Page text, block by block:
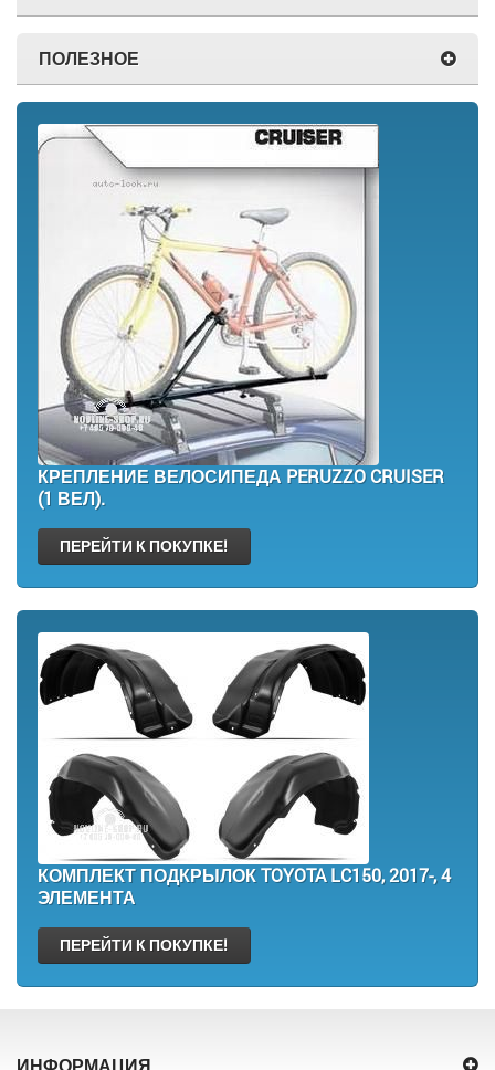
ПОЛЕЗНОЕ
КРЕПЛЕНИЕ ВЕЛОСИПЕДА PERUZZO CRUISER
(1 ВЕЛ).
ПЕРЕЙТИ К ПОКУПКЕ!
КОМПЛЕКТ ПОДКРЫЛОК TOYOTA LC150, 2017-, 4
ЭЛЕМЕНТА
ПЕРЕЙТИ К ПОКУПКЕ!
ИНФОРМАЦИЯ